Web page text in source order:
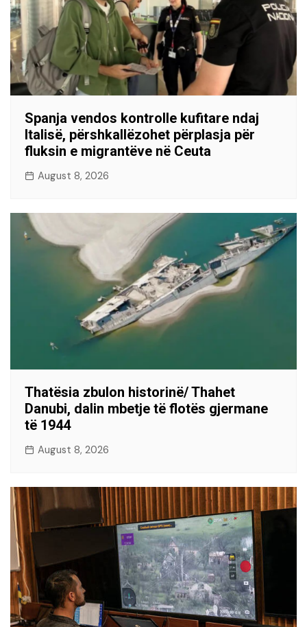
Spanja vendos kontrolle kufitare ndaj
Italisë, përshkallëzohet përplasja për
fluksin e migrantëve në Ceuta
August 8, 2026
Thatësia zbulon historinë/ Thahet
Danubi, dalin mbetje të flotës gjermane
të 1944
August 8, 2026